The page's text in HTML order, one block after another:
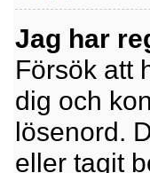
Jag har
Försök att
dig och
lösenord.
eller tagit